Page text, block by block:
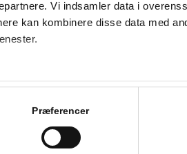
Vi indsamler data i
kan kombinere disse data med
Præferencer
Læs mere
Job & karriere
Om os